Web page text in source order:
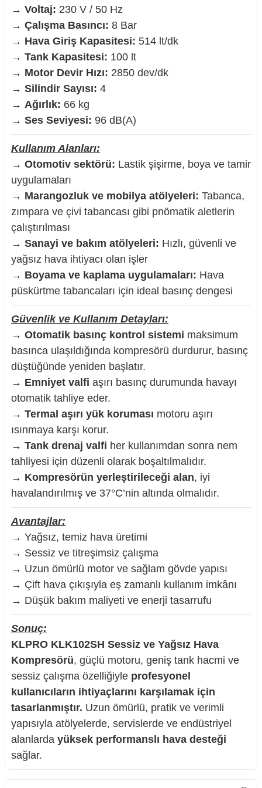
→ Voltaj: 230 V / 50 Hz
→ Çalışma Basıncı: 8 Bar
→ Hava Giriş Kapasitesi: 514 lt/dk
→ Tank Kapasitesi: 100 lt
→ Motor Devir Hızı: 2850 dev/dk
→ Silindir Sayısı: 4
→ Ağırlık: 66 kg
→ Ses Seviyesi: 96 dB(A)
Kullanım Alanları:
→ Otomotiv sektörü: Lastik şişirme, boya ve tamir
uygulamaları
→ Marangozluk ve mobilya atölyeleri: Tabanca,
zımpara ve çivi tabancası gibi pnömatik aletlerin
çalıştırılması
→ Sanayi ve bakım atölyeleri: Hızlı, güvenli ve
yağsız hava ihtiyacı olan işler
→ Boyama ve kaplama uygulamaları: Hava
püskürtme tabancaları için ideal basınç dengesi
Güvenlik ve Kullanım Detayları:
→ Otomatik basınç kontrol sistemi maksimum
basınca ulaşıldığında kompresörü durdurur, basınç
düştüğünde yeniden başlatır.
→ Emniyet valfi aşırı basınç durumunda havayı
otomatik tahliye eder.
→ Termal aşırı yük koruması motoru aşırı
ısınmaya karşı korur.
→ Tank drenaj valfi her kullanımdan sonra nem
tahliyesi için düzenli olarak boşaltılmalıdır.
→ Kompresörün yerleştirileceği alan, iyi
havalandırılmış ve 37°C’nin altında olmalıdır.
Avantajlar:
→ Yağsız, temiz hava üretimi
→ Sessiz ve titreşimsiz çalışma
→ Uzun ömürlü motor ve sağlam gövde yapısı
→ Çift hava çıkışıyla eş zamanlı kullanım imkânı
→ Düşük bakım maliyeti ve enerji tasarrufu
Sonuç:
KLPRO KLK102SH Sessiz ve Yağsız Hava
Kompresörü, güçlü motoru, geniş tank hacmi ve
sessiz çalışma özelliğiyle profesyonel
kullanıcıların ihtiyaçlarını karşılamak için
tasarlanmıştır. Uzun ömürlü, pratik ve verimli
yapısıyla atölyelerde, servislerde ve endüstriyel
alanlarda yüksek performanslı hava desteği
sağlar.